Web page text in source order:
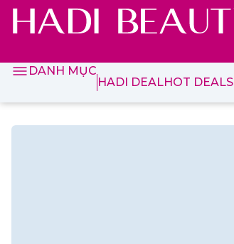
DANH MỤC
HADI DEALHOT DEALS